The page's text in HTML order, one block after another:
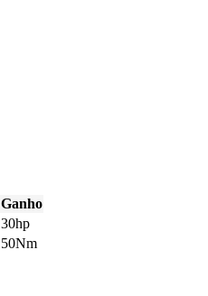
Ganho
30hp
50Nm